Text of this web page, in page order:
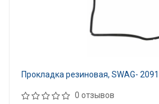
Прокладка резиновая, SWAG-
0 отзывов